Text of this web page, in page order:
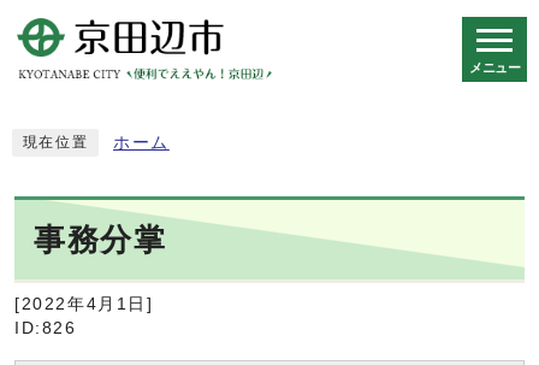
メニュー
現在位置 ホーム
事務分掌
[2022年4月1日]
ID:826